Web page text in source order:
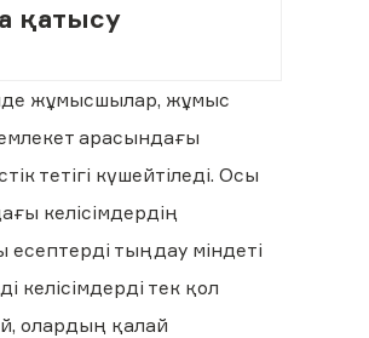
қатысу
жұмысшылар, жұмыс
арасындағы
тетігі күшейтіледі. Осы
келісімдердің
тыңдау міндеті
келісімдерді тек қол
олардың қалай